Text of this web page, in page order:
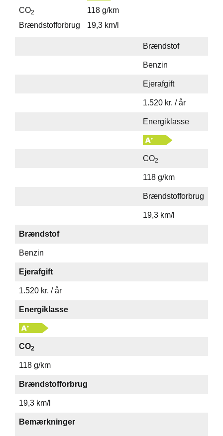
CO2
118 g/km
Brændstofforbrug
19,3 km/l
Brændstof
Benzin
Ejerafgift
1.520 kr. / år
Energiklasse
CO2
118 g/km
Brændstofforbrug
19,3 km/l
Brændstof
Benzin
Ejerafgift
1.520 kr. / år
Energiklasse
CO2
118 g/km
Brændstofforbrug
19,3 km/l
Bemærkninger